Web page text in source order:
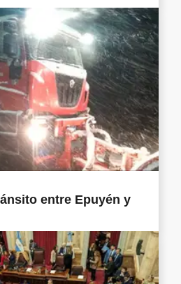
entre Epuyén y